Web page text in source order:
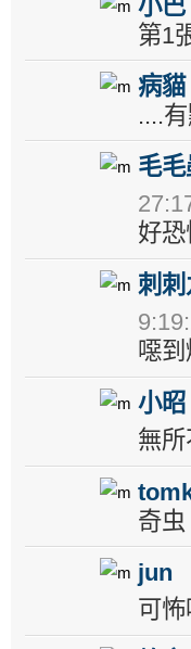
小巴
第1
病貓
....
毛毛
好恐
刺刺
噁到
小昭
無
奇虫
jun
可怖